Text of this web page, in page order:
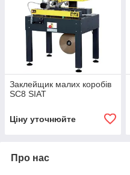
Заклейщик малих коробів
SC8 SIAT
Ціну уточнюйте
Про нас